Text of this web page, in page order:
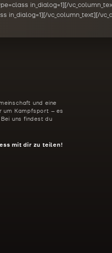
in_dialog=1][/
vc_column_text][/
und eine
um Kampfsport – es
uns findest du
mit dir zu teilen!